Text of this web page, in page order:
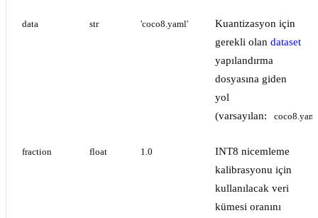
data str 'coco8.yaml'
Kuantizasyon için
gerekli olan dataset
yapılandırma
dosyasına giden
yol
(varsayılan:
coco8.yaml
fraction float 1.0
INT8 nicemleme
kalibrasyonu için
kullanılacak veri
kümesi oranını